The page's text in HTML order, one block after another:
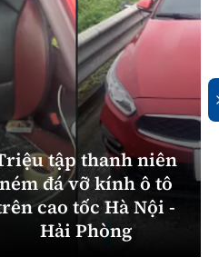
tập thanh niên
ném đá vỡ kính ô tô
cao tốc Hà Nội -
Hải Phòng